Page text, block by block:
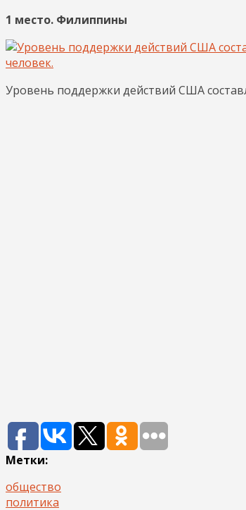
1 место. Филиппины
Уровень поддержки действий США
Метки:
общество
политика